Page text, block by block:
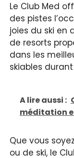
Le Club Med
des pistes
joies du ski en
de resorts
dans les
skiables
A lire aussi :
méditation
Que vous
ou de ski, le